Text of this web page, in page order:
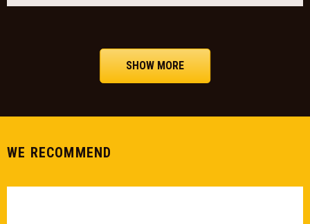
SHOW MORE
WE RECOMMEND